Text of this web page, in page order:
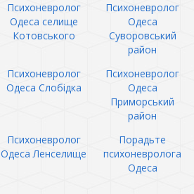
Психоневролог
Одеса селище
Котовського
Психоневролог
Одеса
Суворовський
район
Психоневролог
Одеса Слобідка
Психоневролог
Одеса
Приморський
район
Психоневролог
Одеса Ленселище
Порадьте
психоневролога
Одеса